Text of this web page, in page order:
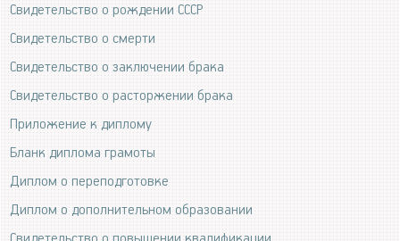
Свидетельство о рождении СССР
Свидетельство о смерти
Свидетельство о заключении брака
Свидетельство о расторжении брака
Приложение к диплому
Бланк диплома грамоты
Диплом о переподготовке
Диплом о дополнительном образовании